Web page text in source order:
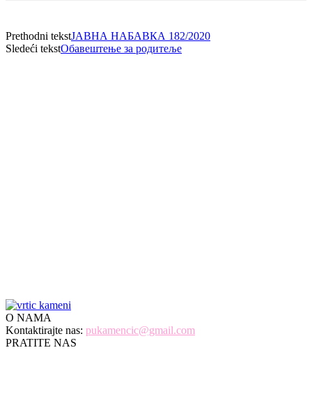
Prethodni tekstЈАВНА НАБАВКА 182/2020
Sledeći tekstОбавештење за родитеље
O NAMA
Kontaktirajte nas: pukamencic@gmail.com
PRATITE NAS